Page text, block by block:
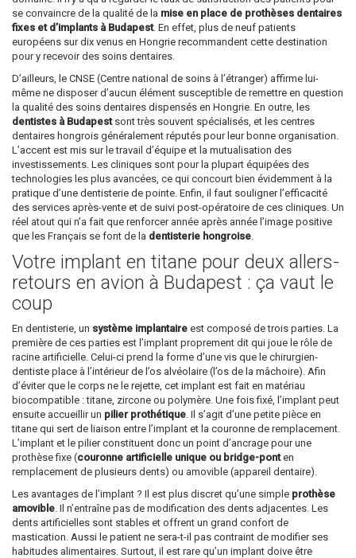
se convaincre de la qualité de la mise en place de prothèses dentaires
fixes et d’implants à Budapest. En effet, plus de neuf patients
européens sur dix venus en Hongrie recommandent cette destination
pour y recevoir des soins dentaires.
D’ailleurs, le CNSE (Centre national de soins à l’étranger) affirme lui-
même ne disposer d’aucun élément susceptible de remettre en question
la qualité des soins dentaires dispensés en Hongrie. En outre, les
dentistes à Budapestsont très souvent spécialisés, et les centres
dentaires hongrois généralement réputés pour leur bonne organisation.
L’accent est mis sur le travail d’équipe et la mutualisation des
investissements. Les cliniques sont pour la plupart équipées des
technologies les plus avancées, ce qui concourt bien évidemment à la
pratique d’une dentisterie de pointe. Enfin, il faut souligner l’efficacité
des services après-vente et de suivi post-opératoire de ces cliniques. Un
réel atout qui n’a fait que renforcer année après année l’image positive
que les Français se font de la dentisterie hongroise
Votre implant en titane pour deux allers-
retours en avion à Budapest : ça vaut le
coup
En dentisterie, un système implantaire est composé de trois parties. La
première de ces parties est l’implant proprement dit qui joue le rôle de
racine artificielle. Celui-ci prend la forme d’une vis que le chirurgien-
dentiste place à l’intérieur de l’os alvéolaire (l’os de la mâchoire). Afin
d’éviter que le corps ne le rejette, cet implant est fait en matériau
biocompatible : titane, zircone ou polymère. Une fois fixé, l’implant peut
ensuite accueillir un pilier prothétique . Il s’agit d’une petite pièce en
titane qui sert de liaison entre l’implant et la couronne de remplacement.
L’implant et le pilier constituent donc un point d’ancrage pour une
prothèse fixe (couronne artificielle unique ou bridge-ponten
remplacement de plusieurs dents) ou amovible (appareil dentaire).
Les avantages de l’implant ? Il est plus discret qu’une simple prothèse
amovible . Il n’entraîne pas de modification des dents adjacentes. Les
dents artificielles sont stables et offrent un grand confort de
mastication. Aussi le patient ne sera-t-il pas contraint de modifier ses
habitudes alimentaires. Surtout, il est rare qu’un implant doive être